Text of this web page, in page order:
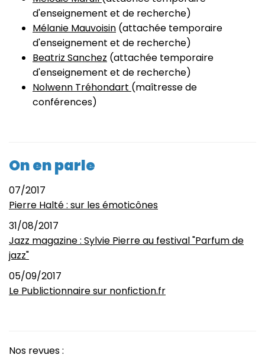
d'enseignement et de recherche)
Mélanie Mauvoisin (attachée temporaire
d'enseignement et de recherche)
Beatriz Sanchez (attachée temporaire
d'enseignement et de recherche)
Nolwenn Tréhondart (maîtresse de
conférences)
On en parle
07/2017
Pierre Halté : sur les émoticônes
31/08/2017
Jazz magazine : Sylvie Pierre au festival "Parfum de
jazz"
05/09/2017
Le Publictionnaire sur nonfiction.fr
Nos revues :